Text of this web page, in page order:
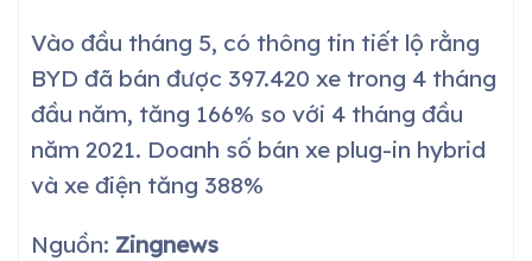
Vào đầu tháng 5, có thông tin tiết lộ rằng
BYD đã bán được 397.420 xe trong 4 tháng
đầu năm, tăng 166% so với 4 tháng đầu
năm 2021. Doanh số bán xe plug-in hybrid
và xe điện tăng 388%
Nguồn: Zingnews